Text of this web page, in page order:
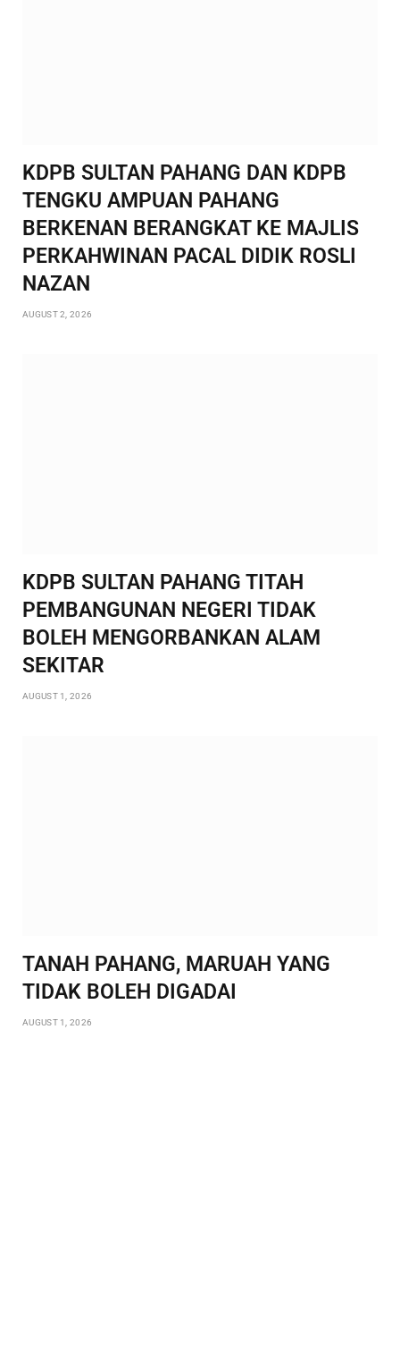
KDPB SULTAN PAHANG DAN KDPB
TENGKU AMPUAN PAHANG
BERKENAN BERANGKAT KE MAJLIS
PERKAHWINAN PACAL DIDIK ROSLI
NAZAN
AUGUST 2, 2026
KDPB SULTAN PAHANG TITAH
PEMBANGUNAN NEGERI TIDAK
BOLEH MENGORBANKAN ALAM
SEKITAR
AUGUST 1, 2026
TANAH PAHANG, MARUAH YANG
TIDAK BOLEH DIGADAI
AUGUST 1, 2026